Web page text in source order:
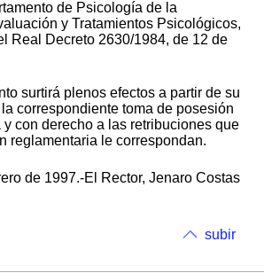
de Psicología de la
y Tratamientos Psicológicos,
Real Decreto 2630/1984, de 12 de
surtirá plenos efectos a partir de su
correspondiente toma de posesión
y con derecho a las retribuciones que
reglamentaria le correspondan.
de 1997.-El Rector, Jenaro Costas
subir